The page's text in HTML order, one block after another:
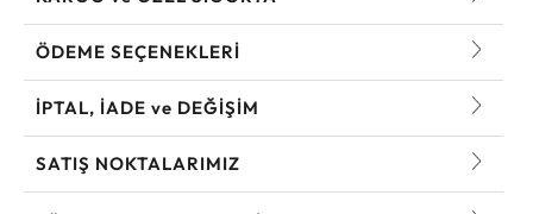
ÖDEME SEÇENEKLERİ
İPTAL, İADE ve DEĞİŞİM
SATIŞ NOKTALARIMIZ